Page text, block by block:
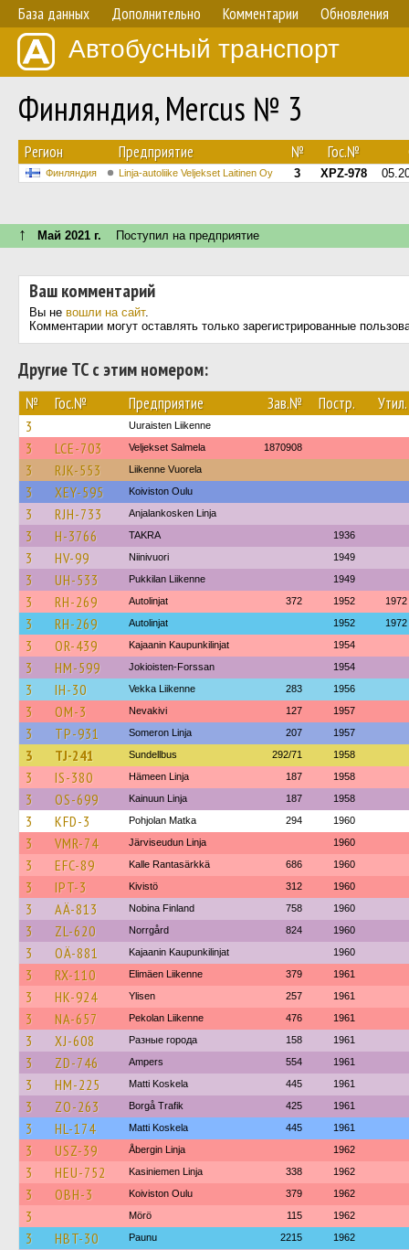
База данных Дополнительно Комментарии Обновления
Автобусный транспорт
Финляндия, Mercus № 3
Регион Предприятие № Гос.№
Финляндия Linja-autoliike Veljekset Laitinen Oy 3 XPZ-978
↑ Май 2021 г. Поступил на предприятие
Ваш комментарий
Вы не вошли на сайт.
Комментарии могут оставлять только зарегистрированные
Другие ТС с этим номером:
№ Гос.№ Предприятие Зав.№ Постр. Утил.
3 Uuraisten Liikenne
3 LCE-703 Veljekset Salmela 1870908
3 RJK-553 Liikenne Vuorela
3 XEY-595 Koiviston Oulu
3 RJH-733 Anjalankosken Linja
3 H-3766 TAKRA 1936
3 HV-99 Niinivuori 1949
3 UH-533 Pukkilan Liikenne 1949
3 RH-269 Autolinjat 372 1952 1972
3 RH-269 Autolinjat 1952 1972
3 OR-439 Kajaanin Kaupunkilinjat 1954
3 HM-599 Jokioisten-Forssan 1954
3 IH-30 Vekka Liikenne 283 1956
3 OM-3 Nevakivi 127 1957
3 TP-931 Someron Linja 207 1957
3 TJ-241 Sundellbus 292/71 1958
3 IS-380 Hämeen Linja 187 1958
3 OS-699 Kainuun Linja 187 1958
3 KFD-3 Pohjolan Matka 294 1960
3 VMR-74 Järviseudun Linja 1960
3 EFC-89 Kalle Rantasärkkä 686 1960
3 IPT-3 Kivistö 312 1960
3 AÄ-813 Nobina Finland 758 1960
3 ZL-620 Norrgård 824 1960
3 OÄ-881 Kajaanin Kaupunkilinjat 1960
3 RX-110 Elimäen Liikenne 379 1961
3 HK-924 Ylisen 257 1961
3 NA-657 Pekolan Liikenne 476 1961
3 XJ-608 Разные города 158 1961
3 ZD-746 Ampers 554 1961
3 HM-225 Matti Koskela 445 1961
3 ZO-263 Borgå Trafik 425 1961
3 HL-174 Matti Koskela 445 1961
3 USZ-39 Åbergin Linja 1962
3 HEU-752 Kasiniemen Linja 338 1962
3 OBH-3 Koiviston Oulu 379 1962
3 Mörö 115 1962
3 HBT-30 Paunu 2215 1962